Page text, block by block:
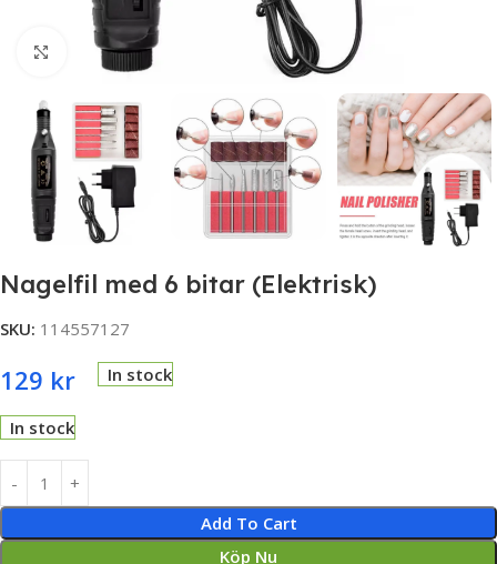
Click to enlarge
Nagelfil med 6 bitar (Elektrisk)
SKU: 114557127
129 kr In stock
In stock
Add To Cart
Köp Nu